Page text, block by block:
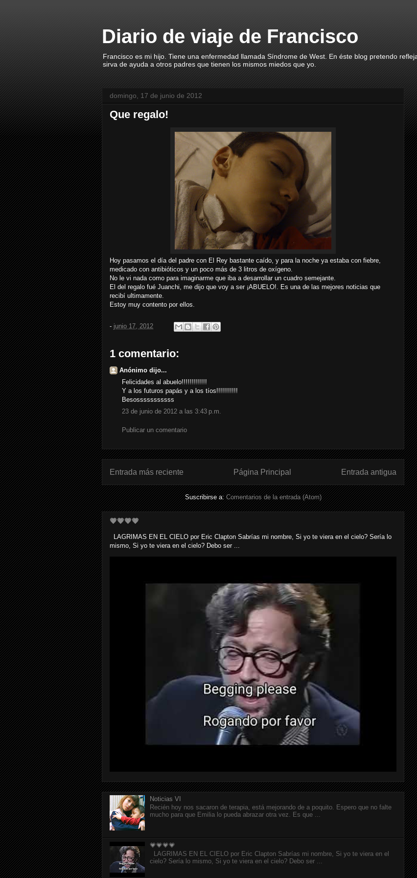
Diario de viaje de Francisco
Francisco es mi hijo. Tiene una enfermedad llamada Síndrome de West. En éste blog pretendo
sirva de ayuda a otros padres que tienen los mismos miedos que yo.
domingo, 17 de junio de 2012
Que regalo!
Hoy pasamos el día del padre con El Rey bastante caído, y para la noche ya estaba con fiebre,
medicado con antibióticos y un poco más de 3 litros de oxígeno.
No le vi nada como para imaginarme que iba a desarrollar un cuadro semejante.
El del regalo fué Juanchi, me dijo que voy a ser ¡ABUELO!. Es una de las mejores noticias que
recibí ultimamente.
Estoy muy contento por ellos.
- junio 17, 2012
1 comentario:
Anónimo dijo...
Felicidades al abuelo!!!!!!!!!!!!!
Y a los futuros papás y a los tíos!!!!!!!!!!!
Besosssssssssss
23 de junio de 2012 a las 3:43 p.m.
Publicar un comentario
Entrada más reciente Entrada antigua
Página Principal
Suscribirse a:Comentarios de la entrada (Atom)
💗💗💗💗
LAGRIMAS EN EL CIELO por Eric Clapton Sabrías mi nombre, Si yo te viera en el cielo? Sería lo
mismo, Si yo te viera en el cielo? Debo ser ...
Noticias VI
Recién hoy nos sacaron de terapia, está mejorando de a poquito. Espero que no falte
mucho para que Emilia lo pueda abrazar otra vez. Es que ...
💗💗💗💗
LAGRIMAS EN EL CIELO por Eric Clapton Sabrías mi nombre, Si yo te viera en el
cielo? Sería lo mismo, Si yo te viera en el cielo? Debo ser ...